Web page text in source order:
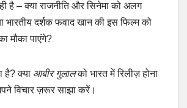
है – क्या राजनीति और सिनेमा को अलग
भारतीय दर्शक फवाद खान की इस फिल्म को
मौका पाएंगे?
है? क्या आबीर गुलालको भारत में रिलीज़ होना
विचार ज़रूर साझा करें।